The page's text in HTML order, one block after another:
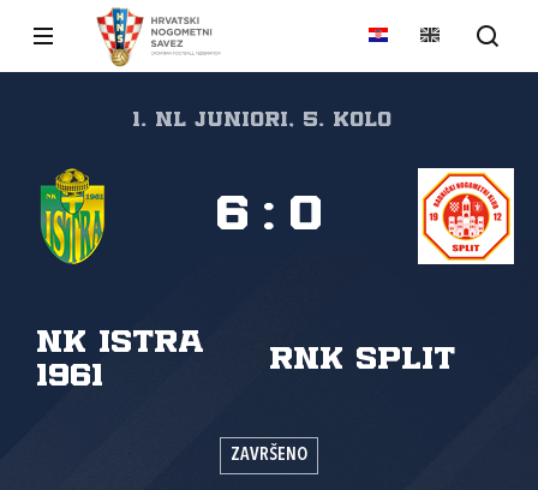
1. NL juniori, 5. kolo
NK Istra
1961
RNK Split
6 : 0
ZAVRŠENO